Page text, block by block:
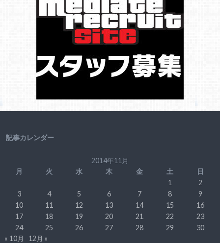
記事カレンダー
2014年11月
月
火 水 木 金 土
日
1
2
3
4 5 6 7 8
9
10
11 12 13 14 15
16
17
18 19 20 21 22
23
24
25 26 27 28 29
30
« 10月
12月 »